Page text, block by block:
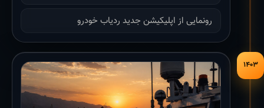
رونمایی از اپلیکیشن جدید ردیاب خودرو
۱۴۰۳